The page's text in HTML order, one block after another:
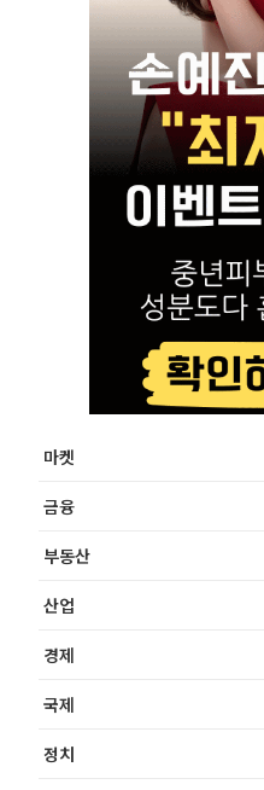
마켓
금융
부동산
산업
경제
국제
정치